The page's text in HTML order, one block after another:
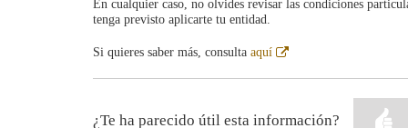
En cualquier caso, no olvides revisar las condiciones
tenga previsto aplicarte tu entidad.
Si quieres saber más, consulta aquí
Abre
ventana
¿Te ha parecido útil esta información?